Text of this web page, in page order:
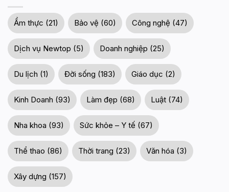
Ẩm thực (21) Bảo vệ (60) Công nghệ (47)
Dịch vụ Newtop (5) Doanh nghiệp (25)
Du lịch (1) Đời sống (183) Giáo dục (2)
Kinh Doanh (93) Làm đẹp (68) Luật (74)
Nha khoa (93) Sức khỏe – Y tế (67)
Thể thao (86) Thời trang (23) Văn hóa (3)
Xây dựng (157)